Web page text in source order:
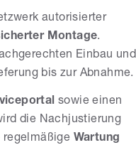
autorisierter
Montage.
Einbau und
bis zur Abnahme.
sowie einen
die Nachjustierung
regelmäßige Wartung